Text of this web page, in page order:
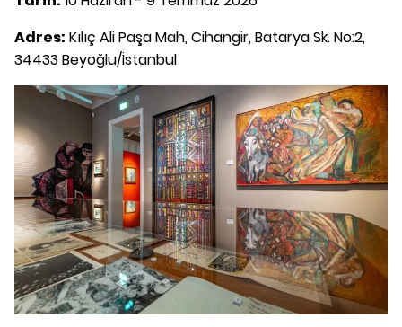
Adres: Kılıç Ali Paşa Mah, Cihangir, Batarya Sk. No:2,
34433 Beyoğlu/İstanbul